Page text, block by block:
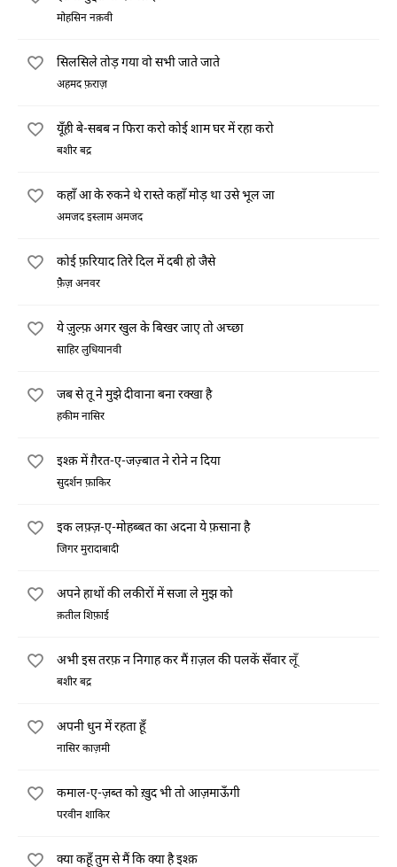
मोहसिन नक़वी
सिलसिले तोड़ गया वो सभी जाते जाते
अहमद फ़राज़
यूँही बे-सबब न फिरा करो कोई शाम घर में रहा करो
बशीर बद्र
कहाँ आ के रुकने थे रास्ते कहाँ मोड़ था उसे भूल जा
अमजद इस्लाम अमजद
कोई फ़रियाद तिरे दिल में दबी हो जैसे
फ़ैज़ अनवर
ये ज़ुल्फ़ अगर खुल के बिखर जाए तो अच्छा
साहिर लुधियानवी
जब से तू ने मुझे दीवाना बना रक्खा है
हकीम नासिर
इश्क़ में ग़ैरत-ए-जज़्बात ने रोने न दिया
सुदर्शन फ़ाकिर
इक लफ़्ज़-ए-मोहब्बत का अदना ये फ़साना है
जिगर मुरादाबादी
अपने हाथों की लकीरों में सजा ले मुझ को
क़तील शिफ़ाई
अभी इस तरफ़ न निगाह कर मैं ग़ज़ल की पलकें सँवार लूँ
बशीर बद्र
अपनी धुन में रहता हूँ
नासिर काज़मी
कमाल-ए-ज़ब्त को ख़ुद भी तो आज़माऊँगी
परवीन शाकिर
क्या कहूँ तुम से मैं कि क्या है इश्क़